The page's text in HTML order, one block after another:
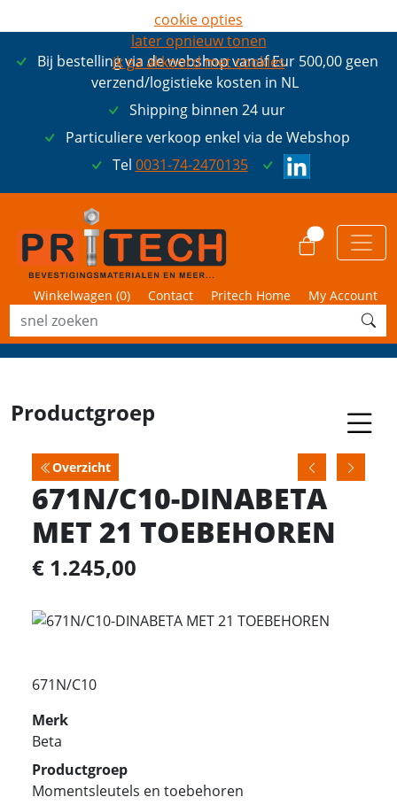
Bij bestelling via de webshop vanaf Eur 500,00 geen
verzend/logistieke kosten in NL
Shipping binnen 24 uur
Particuliere verkoop enkel via de Webshop
Tel 0031-74-2470135
Winkelwagen (0) Contact Pritech Home My Account
Productgroep
Overzicht
671N/C10-DINABETA
MET 21 TOEBEHOREN
€ 1.245,00
671N/C10
Merk
Beta
Productgroep
Momentsleutels en toebehoren
cookie opties
later opnieuw tonen
ik ga akkoord met cookies